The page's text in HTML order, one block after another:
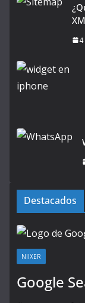
Destacados
NIIXER
Google